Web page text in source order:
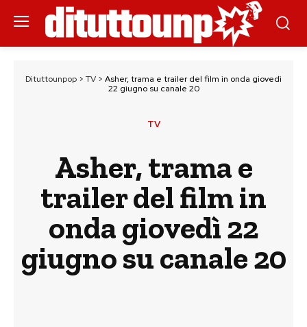
Dituttounpop > TV > Asher, trama e trailer del film in onda giovedì
22 giugno su canale 20
TV
Asher, trama e
trailer del film in
onda giovedì 22
giugno su canale 20